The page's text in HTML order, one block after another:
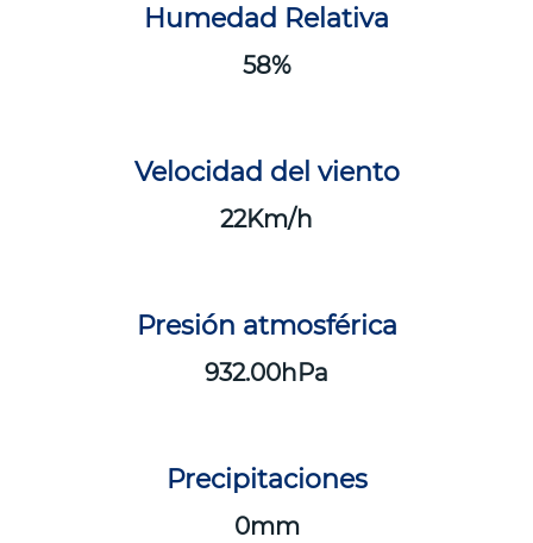
Humedad Relativa
58
Velocidad del viento
22
Presión atmosférica
932.00
Precipitaciones
0